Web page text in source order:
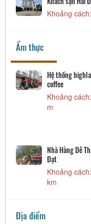
Ẩm thực
Coffee Lê Gia
Khoảng cách: 970
Chả cá Đế đô
Địa điểm